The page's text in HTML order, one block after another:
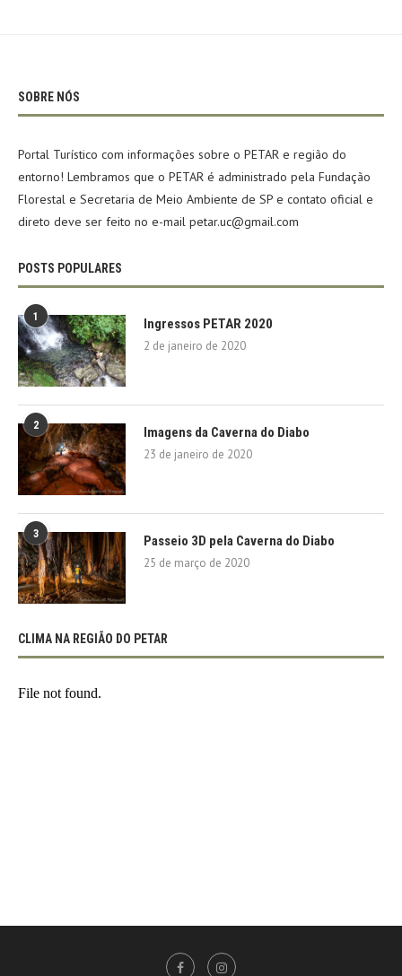
SOBRE NÓS
Portal Turístico com informações sobre o PETAR e região do
entorno! Lembramos que o PETAR é administrado pela Fundação
Florestal e Secretaria de Meio Ambiente de SP e contato oficial e
direto deve ser feito no e-mail petar.uc@gmail.com
POSTS POPULARES
1 Ingressos PETAR 2020
2 de janeiro de 2020
2 Imagens da Caverna do Diabo
23 de janeiro de 2020
3 Passeio 3D pela Caverna do Diabo
25 de março de 2020
CLIMA NA REGIÃO DO PETAR